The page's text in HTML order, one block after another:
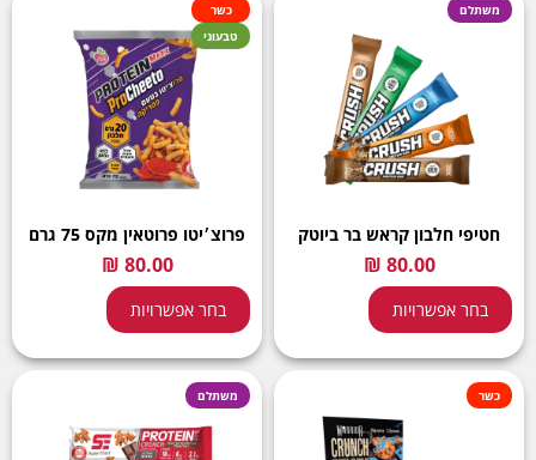
משתלם
חטיפי חלבון קראש בר ביוטק
‏80.00 ₪
בחר אפשרויות
כשר
טבעוני
פרוצ׳יטו פרוטאין מקס 75 גרם
‏80.00 ₪
בחר אפשרויות
כשר משתלם